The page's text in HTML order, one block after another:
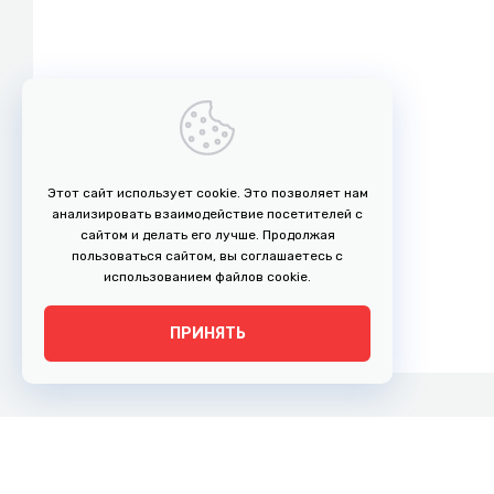
Этот сайт использует cookie. Это позволяет нам
анализировать взаимодействие посетителей с
сайтом и делать его лучше. Продолжая
пользоваться сайтом, вы соглашаетесь с
использованием файлов cookie.
ПРИНЯТЬ